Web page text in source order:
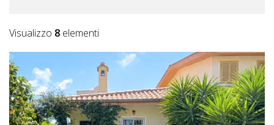
Visualizzo 8 elementi